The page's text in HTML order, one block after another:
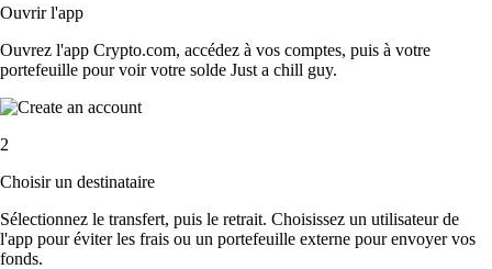
Ouvrir l'app
Ouvrez l'app Crypto.com, accédez à vos comptes, puis à votre
portefeuille pour voir votre solde Just a chill guy.
2
Choisir un destinataire
Sélectionnez le transfert, puis le retrait. Choisissez un utilisateur de
l'app pour éviter les frais ou un portefeuille externe pour envoyer vos
fonds.